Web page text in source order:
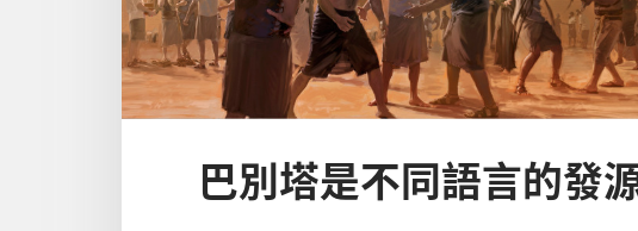
巴別塔是不同語言的發